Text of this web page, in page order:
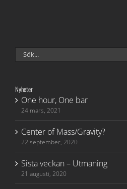
Sök
efter:
Nyheter
One hour, One bar
24 mars, 2021
Center of Mass/Gravity?
22 september, 2020
Sista veckan – Utmaning
21 augusti, 2020